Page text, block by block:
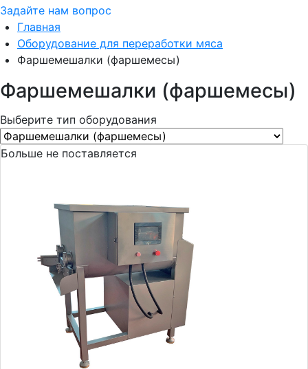
Задайте нам вопрос
Главная
Оборудование для переработки мяса
Фаршемешалки (фаршемесы)
Фаршемешалки (фаршемесы)
Выберите тип оборудования
Больше не поставляется